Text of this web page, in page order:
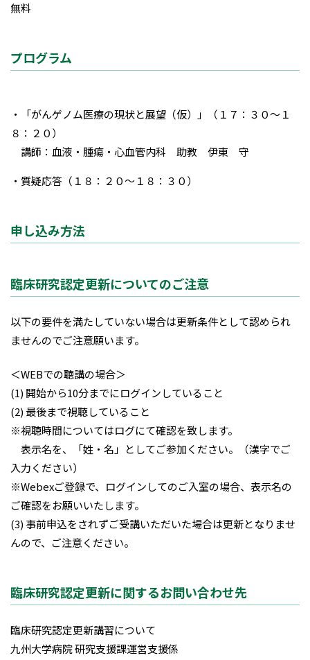
無料
プログラム
・「がんゲノム医療の現状と展望（仮）」（１７：３０～１
８：２０）
講師：血液・腫瘍・心血管内科 助教 伊東 守
・質疑応答（１８：２０～１８：３０）
申し込み方法
臨床研究認定更新についてのご注意
以下の要件を満たしていない場合は更新条件として認められ
ませんのでご注意願います。
＜WEBでの聴講の場合＞
(1) 開始から10分までにログインしていること
(2) 最後まで視聴していること
※視聴時間についてはログにて確認を致します。
表示名を、「姓・名」としてご参加ください。（漢字でご
入力ください）
※Webexご登録で、ログインしてのご入室の場合、表示名の
ご確認をお願いいたします。
(3) 事前申込をされずご受講いただいた場合は更新となりませ
んので、ご注意ください。
臨床研究認定更新に関するお問い合わせ先
臨床研究認定更新講習について
九州大学病院 研究支援課運営支援係